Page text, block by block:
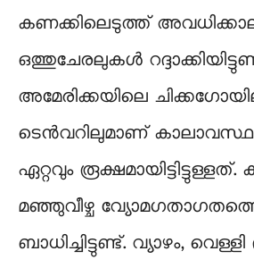
കണക്കിലെടുത്ത്
ഒത്തുചേരലുകൾ
അമേരിക്കയിലെ
ടെൻവറിലുമാണ് കാലാവസ്ഥ
ഏറ്റവും
മഞ്ഞുവീഴ്ച
ബാധിച്ചിട്ടുണ്ട്. വ്യാഴം,